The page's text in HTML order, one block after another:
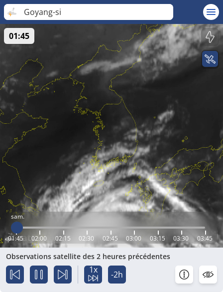
Goyang-si
sam.
01:45 02:00 02:15 02:30 02:45 03:00 03:15 03:30 03:45
01:45
Observations satellite des 2 heures précédentes
1x -2h